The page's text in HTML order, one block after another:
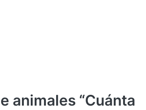
animales “Cuánta